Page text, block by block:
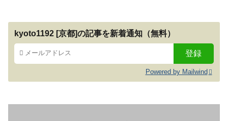
kyoto1192 [京都]の記事を新着通知（無料）
Powered by Mailwind